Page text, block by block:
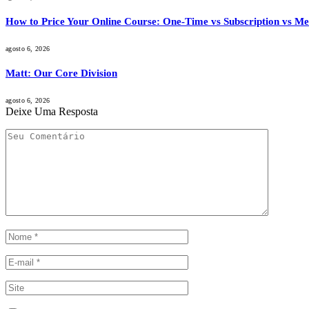
How to Price Your Online Course: One-Time vs Subscription vs
agosto 6, 2026
Matt: Our Core Division
agosto 6, 2026
Deixe Uma Resposta